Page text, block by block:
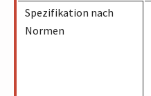
Spezifikation nach
Normen